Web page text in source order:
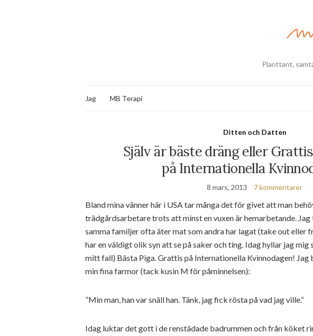
Planttant,
Jag MB Terapi
Ditten och Datten
Själv är bäste dräng eller
på Internationella
8 mars, 2013 7 kommentarer
Bland mina vänner här i USA tar många det för givet att man
trädgårdsarbetare trots att minst en vuxen är hemarbetande.
samma familjer ofta äter mat som andra har lagat (take out eller
har en väldigt olik syn att se på saker och ting. Idag hyllar jag mig
mitt fall) Bästa Piga. Grattis på Internationella Kvinnodagen!
min fina farmor (tack kusin M för påminnelsen):
”Min man, han var snäll han. Tänk, jag fick rösta på vad jag ville.”
Idag luktar det gott i de renstädade badrummen och från köket